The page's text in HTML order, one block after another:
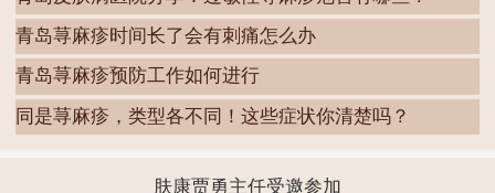
青岛荨麻疹时间长了会有刺痛怎么办
青岛荨麻疹预防工作如何进行
同是荨麻疹，类型各不同！这些症状你清楚吗？
肤康贾勇主任受邀参加